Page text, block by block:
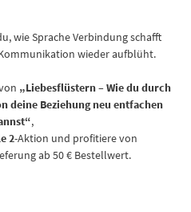
wie Sprache Verbindung schafft
wieder aufblüht.
„Liebesflüstern – Wie du durch
deine Beziehung neu entfachen
,
2-Aktion und profitiere von
ab 50 € Bestellwert.